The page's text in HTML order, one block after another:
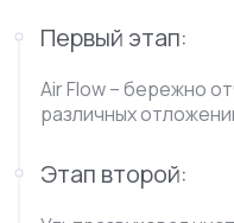
Первый этап:
Air Flow – бережно
различных
Этап второй: